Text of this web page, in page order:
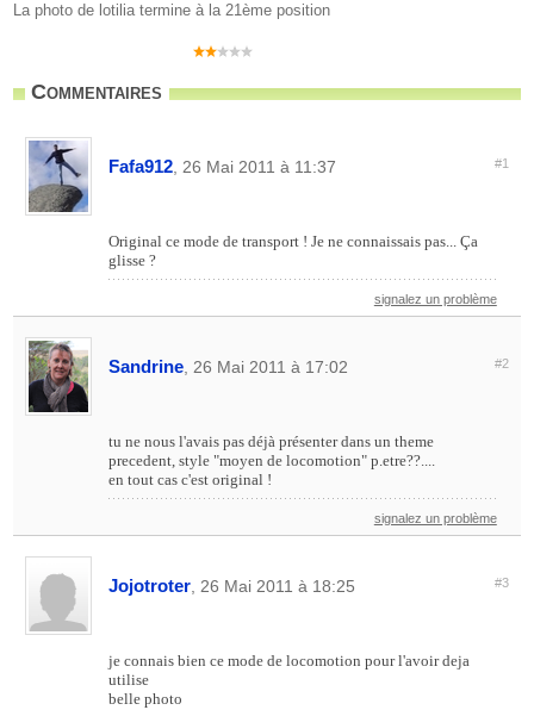
La photo de lotilia termine à la 21ème position
Commentaires
Fafa912 , 26 Mai 2011 à 11:37 #1
Original ce mode de transport ! Je ne connaissais pas... Ça
glisse ?
signalez un problème
Sandrine , 26 Mai 2011 à 17:02 #2
tu ne nous l'avais pas déjà présenter dans un theme
precedent, style "moyen de locomotion" p.etre??....
en tout cas c'est original !
signalez un problème
Jojotroter , 26 Mai 2011 à 18:25 #3
je connais bien ce mode de locomotion pour l'avoir deja
utilise
belle photo